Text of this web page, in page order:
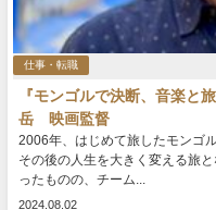
仕事・転職
『モンゴルで決断、音楽と
岳 映画監督
2006年、はじめて旅したモンゴ
その後の人生を大きく変える旅
ったものの、チーム...
2024.08.02